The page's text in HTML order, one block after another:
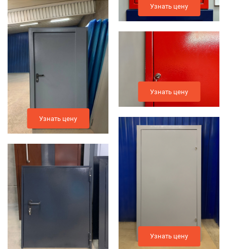
Узнать цену
Узнать цену
Узнать цену
Узнать цену